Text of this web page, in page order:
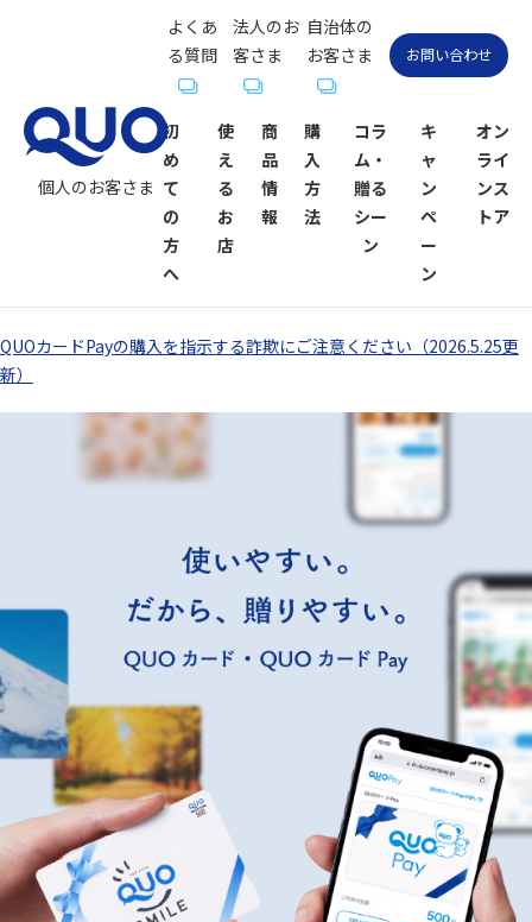
個人のお客さま
初
め
て
の
方
へ
使
え
る
お
店
るお店
商
品
情
報
購
入
方
法
コラ
ム・
贈る
シー
ン
季節のギフ
ト
定番ギフト
オリジナル
コンテンツ
し
季節・その
他の贈り物
キ
ャ
ン
ペ
ー
ン
オン
ライ
ンス
トア
インスト
よくあ
る質問
法人のお
客さま
自治体の
お客さま
お問い合わせ
QUOカードPayの購入を指示する詐欺にご注意ください（2026.5.25更
新）